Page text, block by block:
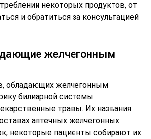
некоторых продуктов, от
и обратиться за консультацией
желчегонным
обладающих желчегонным
билиарной системы
травы. Их названия
аптечных желчегонных
некоторые пациенты собирают их